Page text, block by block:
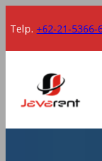
ke
konten
Telp.+62-21-5366-